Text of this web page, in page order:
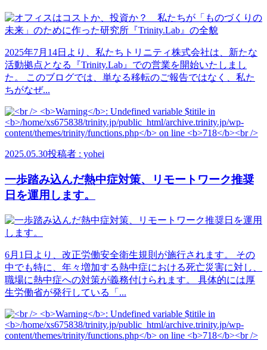
2025年7月14日より、私たちトリニティ株式会社は、新たな
活動拠点となる『Trinity.Lab』での営業を開始いたしまし
た。 このブログでは、単なる移転のご報告ではなく、私た
ちがなぜ...
2025.05.30投稿者 : yohei
一歩踏み込んだ熱中症対策、リモートワーク推奨
日を運用します。
6月1日より、改正労働安全衛生規則が施行されます。 その
中でも特に、年々増加する熱中症における死亡災害に対し、
職場に熱中症への対策が義務付けられます。 具体的には厚
生労働省が発行している「...